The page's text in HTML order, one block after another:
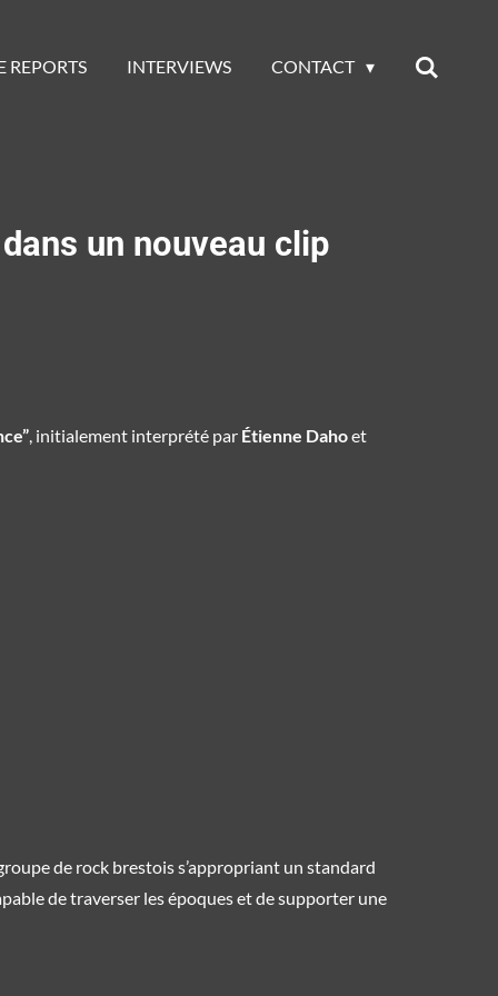
REPORTS INTERVIEWS CONTACT
un nouveau clip
, initialement interprété par Étienne Dahoet
de rock brestois s’appropriant un standard
de traverser les époques et de supporter une